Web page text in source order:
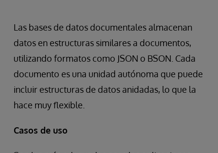
Las bases de datos documentales almacenan
datos en estructuras similares a documentos,
utilizando formatos como JSON o BSON. Cada
documento es una unidad autónoma que puede
incluir estructuras de datos anidadas, lo que la
hace muy flexible.
Casos de uso